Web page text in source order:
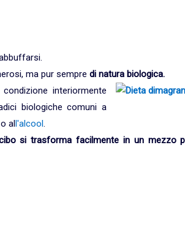
ma pur sempre di natura biologica.
interiormente
biologiche comuni a
al l'alcool .
si trasforma facilmente in un mezzo